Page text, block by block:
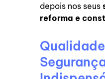
depois nos seus
reforma e